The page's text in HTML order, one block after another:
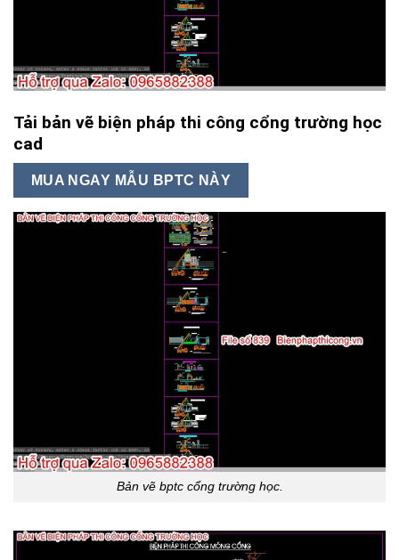
Tải bản vẽ biện pháp thi công cổng trường học
cad
MUA NGAY MẪU BPTC NÀY
Bản vẽ bptc cổng trường học.